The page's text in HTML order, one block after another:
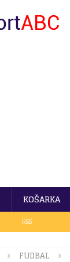
KOŠARKA
RSS
FUDBAL